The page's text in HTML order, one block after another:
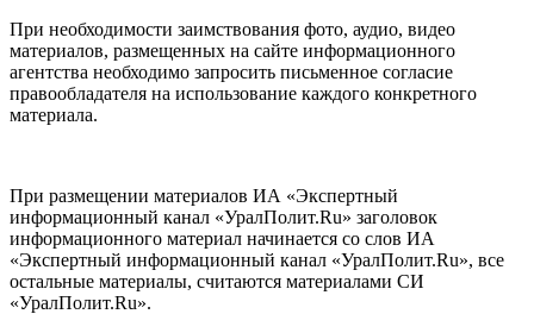
При необходимости заимствования фото, аудио, видео
материалов, размещенных на сайте информационного
агентства необходимо запросить письменное согласие
правообладателя на использование каждого конкретного
материала.
При размещении материалов ИА «Экспертный
информационный канал «УралПолит.Ru» заголовок
информационного материал начинается со слов ИА
«Экспертный информационный канал «УралПолит.Ru», все
остальные материалы, считаются материалами СИ
«УралПолит.Ru».